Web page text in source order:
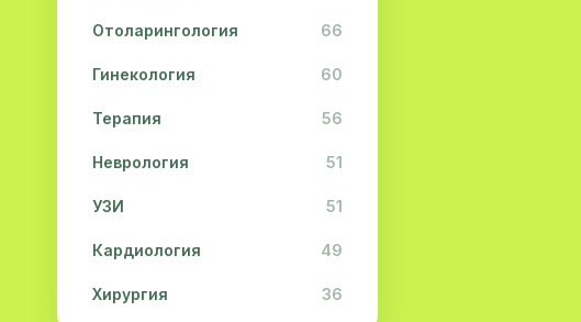
Отоларингология 66
Гинекология 60
Терапия 56
Неврология 51
УЗИ 51
Кардиология 49
Хирургия 36